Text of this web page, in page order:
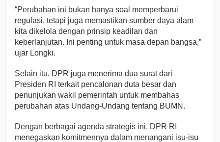
“Perubahan ini bukan hanya soal memperbarui
regulasi, tetapi juga memastikan sumber daya alam
kita dikelola dengan prinsip keadilan dan
keberlanjutan. Ini penting untuk masa depan bangsa,”
ujar Longki.
Selain itu, DPR juga menerima dua surat dari
Presiden RI terkait pencalonan duta besar dan
penunjukan wakil pemerintah untuk membahas
perubahan atas Undang-Undang tentang BUMN.
Dengan berbagai agenda strategis ini, DPR RI
menegaskan komitmennya dalam menangani isu-isu